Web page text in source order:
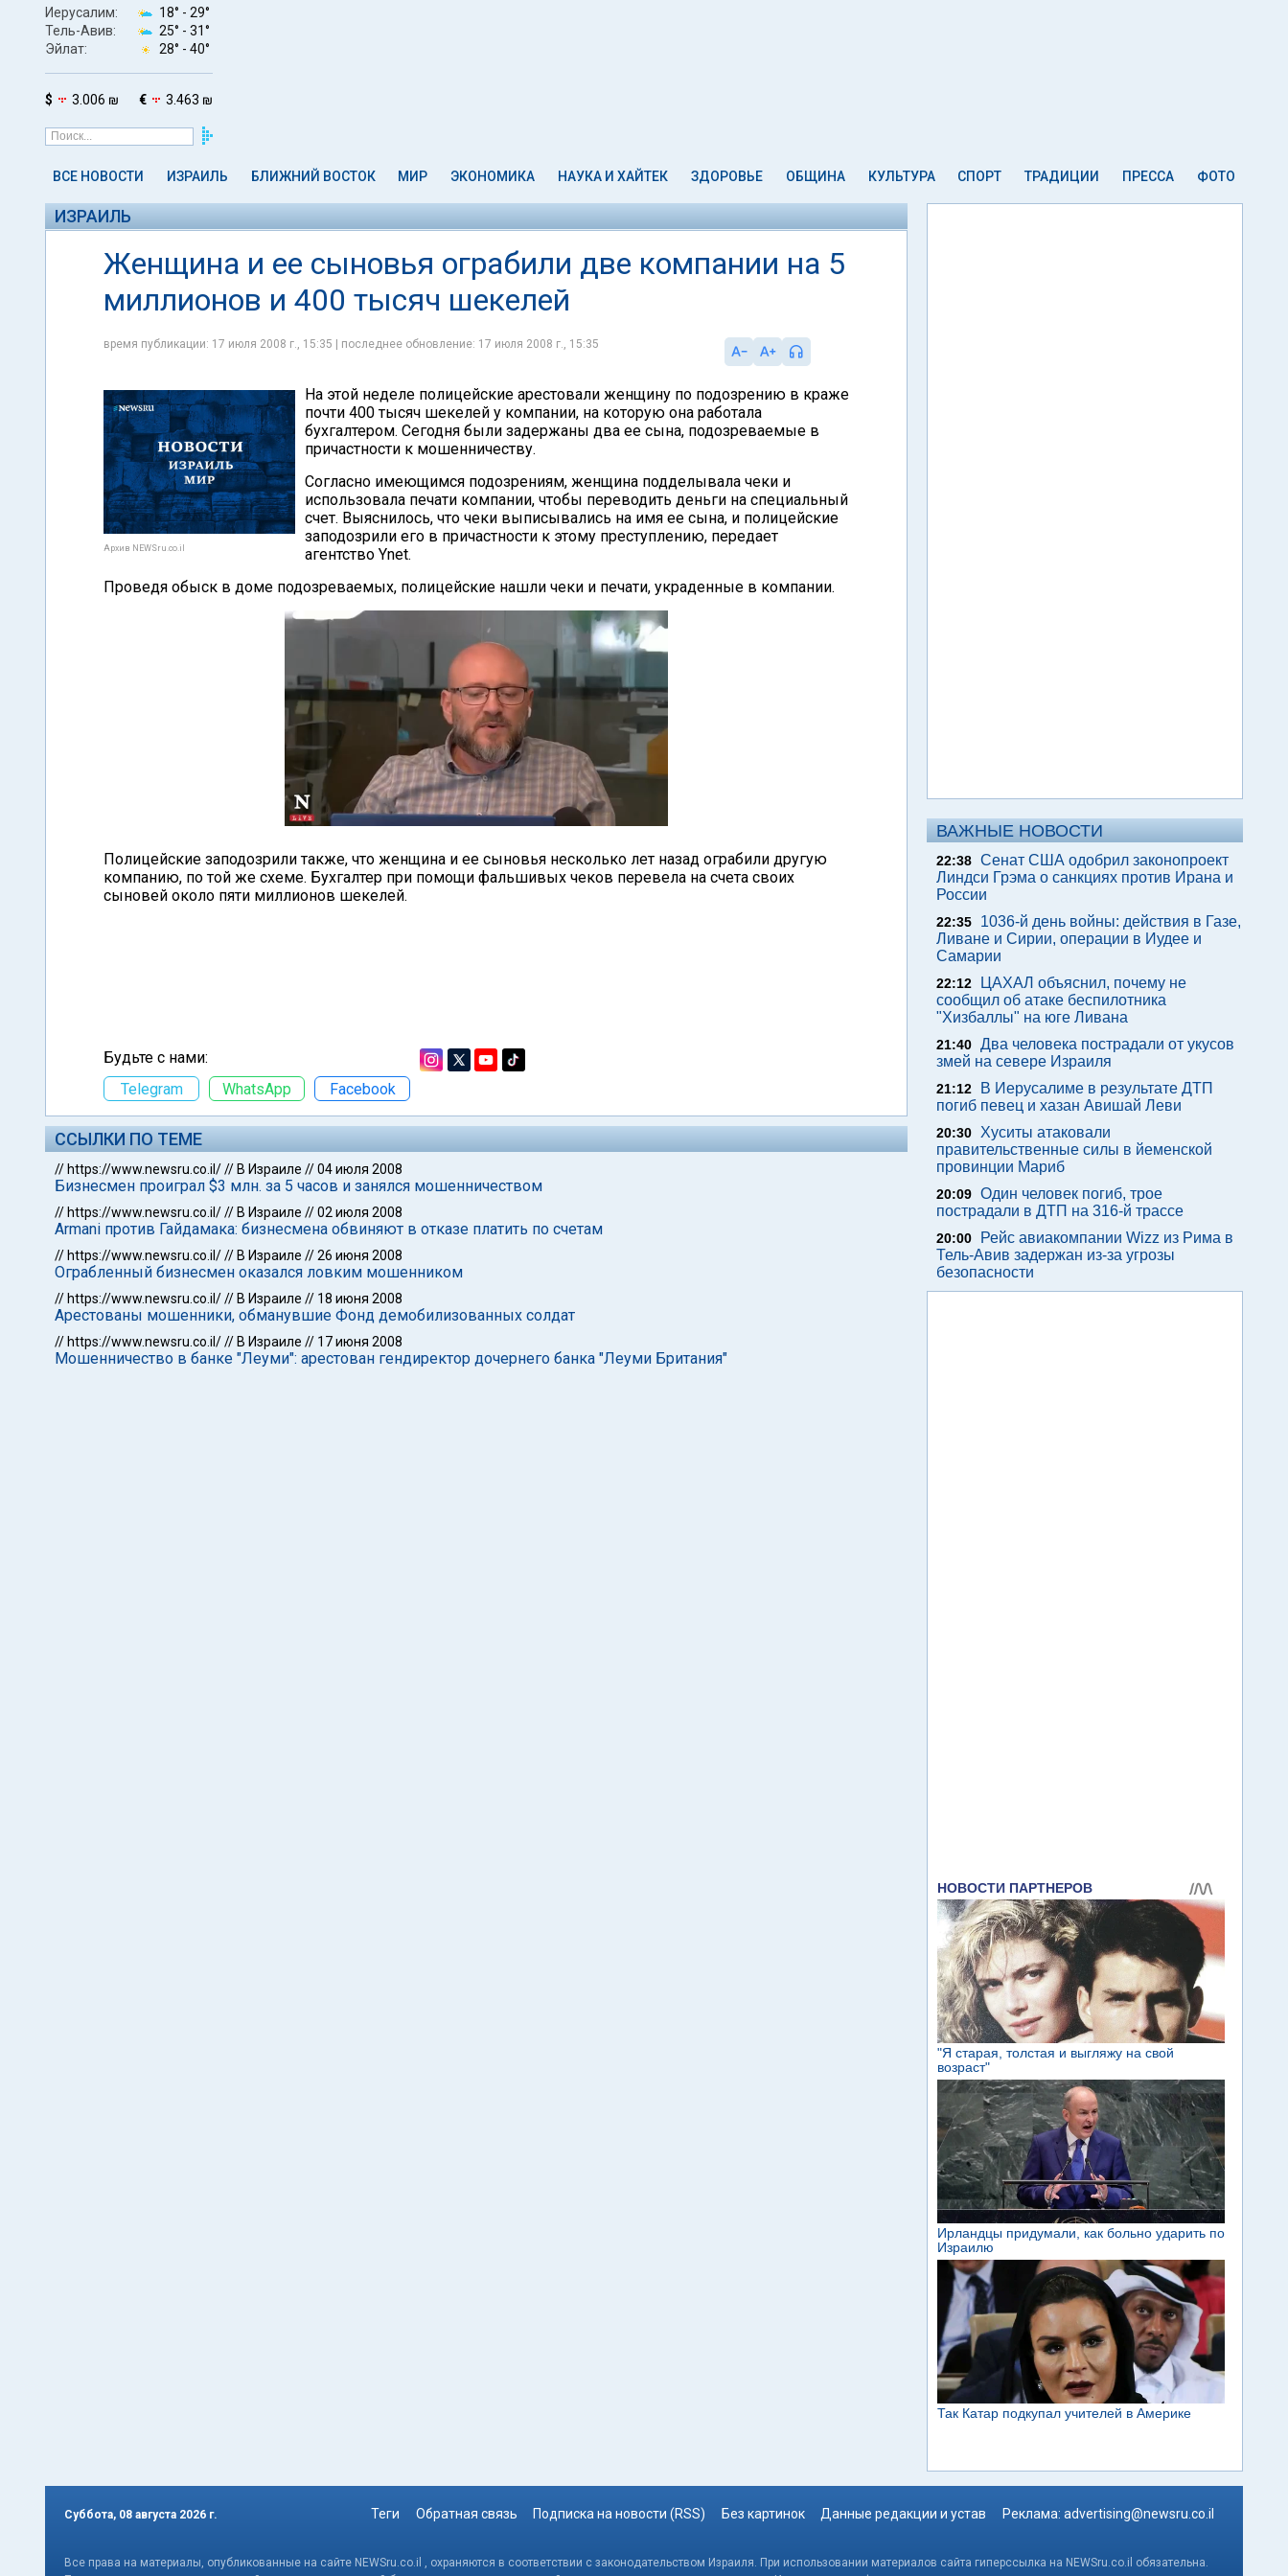
Иерусалим: 18° - 29°
Тель-Авив:
25° - 31°
Эйлат:
28° - 40°
$ 3.006 ₪ € 3.463 ₪
ВСЕ НОВОСТИ ИЗРАИЛЬ БЛИЖНИЙ ВОСТОК МИР ЭКОНОМИКА НАУКА И ХАЙТЕК ЗДОРОВЬЕ ОБЩИНА КУЛЬТУРА СПОРТ ТРАДИЦИИ ПРЕССА ФОТО
ИЗРАИЛЬ
Женщина и ее сыновья ограбили две компании на 5
миллионов и 400 тысяч шекелей
время публикации: 17 июля 2008 г., 15:35 | последнее обновление: 17 июля 2008 г., 15:35
Архив NEWSru.co.il
На этой неделе полицейские арестовали женщину по подозрению в краже
почти 400 тысяч шекелей у компании, на которую она работала
бухгалтером. Сегодня были задержаны два ее сына, подозреваемые в
причастности к мошенничеству.
Согласно имеющимся подозрениям, женщина подделывала чеки и
использовала печати компании, чтобы переводить деньги на специальный
счет. Выяснилось, что чеки выписывались на имя ее сына, и полицейские
заподозрили его в причастности к этому преступлению, передает
агентство Ynet.
Проведя обыск в доме подозреваемых, полицейские нашли чеки и печати, украденные в компании.
Полицейские заподозрили также, что женщина и ее сыновья несколько лет назад ограбили другую
компанию, по той же схеме. Бухгалтер при помощи фальшивых чеков перевела на счета своих
сыновей около пяти миллионов шекелей.
Будьте с нами:
Telegram
WhatsApp Facebook
ССЫЛКИ ПО ТЕМЕ
// https://www.newsru.co.il/// В Израиле //04 июля 2008
Бизнесмен проиграл $3 млн. за 5 часов и занялся мошенничеством
// https://www.newsru.co.il/// В Израиле //02 июля 2008
Armani против Гайдамака: бизнесмена обвиняют в отказе платить по счетам
// https://www.newsru.co.il/// В Израиле //26 июня 2008
Ограбленный бизнесмен оказался ловким мошенником
// https://www.newsru.co.il/// В Израиле // 18 июня 2008
Арестованы мошенники, обманувшие Фонд демобилизованных солдат
// https://www.newsru.co.il/// В Израиле // 17 июня 2008
Мошенничество в банке "Леуми": арестован гендиректор дочернего банка "Леуми Британия"
ВАЖНЫЕ НОВОСТИ
22:38 Сенат США одобрил законопроект
Линдси Грэма о санкциях против Ирана и
России
22:35
1036-й день войны: действия в Газе,
Ливане и Сирии, операции в Иудее и
Самарии
22:12
ЦАХАЛ объяснил, почему не
сообщил об атаке беспилотника
"Хизбаллы" на юге Ливана
21:40 Два человека пострадали от укусов
змей на севере Израиля
21:12
В Иерусалиме в результате ДТП
погиб певец и хазан Авишай Леви
20:30
Хуситы атаковали
правительственные силы в йеменской
провинции Мариб
20:09 Один человек погиб, трое
пострадали в ДТП на 316-й трассе
20:00
Рейс авиакомпании Wizz из Рима в
Тель-Авив задержан из-за угрозы
безопасности
Суббота, 08 августа 2026 г. Теги Обратная связь Подписка на новости (RSS) Без картинок Данные редакции и устав Реклама: advertising@newsru.co.il
Все права на материалы, опубликованные на сайте NEWSru.co.il , охраняются в соответствии с законодательством Израиля. При использовании материалов сайта гиперссылка на NEWSru.co.il обязательна.